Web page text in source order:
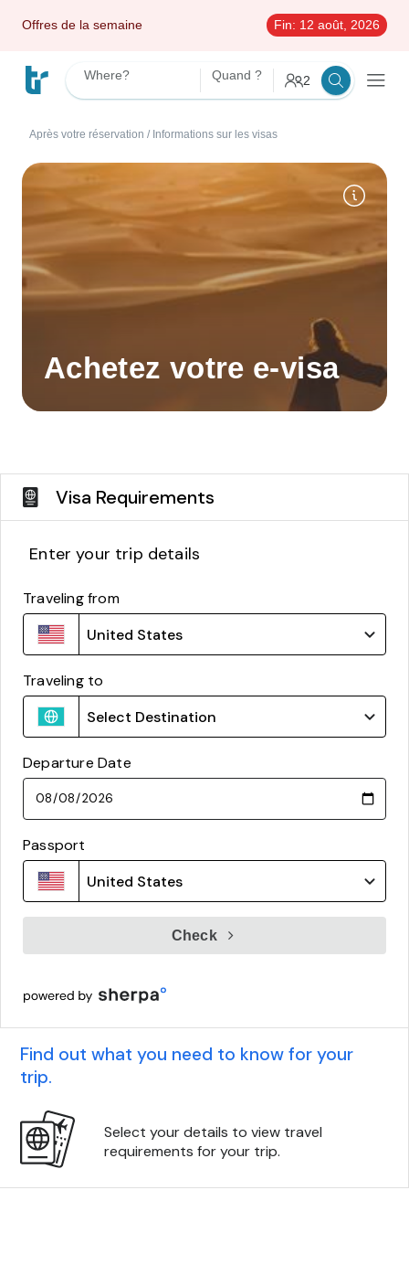
Offres de la semaine Fin: 12 août, 2026
Where? Quand ? 2
Après votre réservation / Informations sur les visas
Achetez votre e-visa